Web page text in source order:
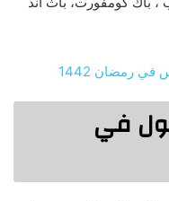
رمضان 1442
في